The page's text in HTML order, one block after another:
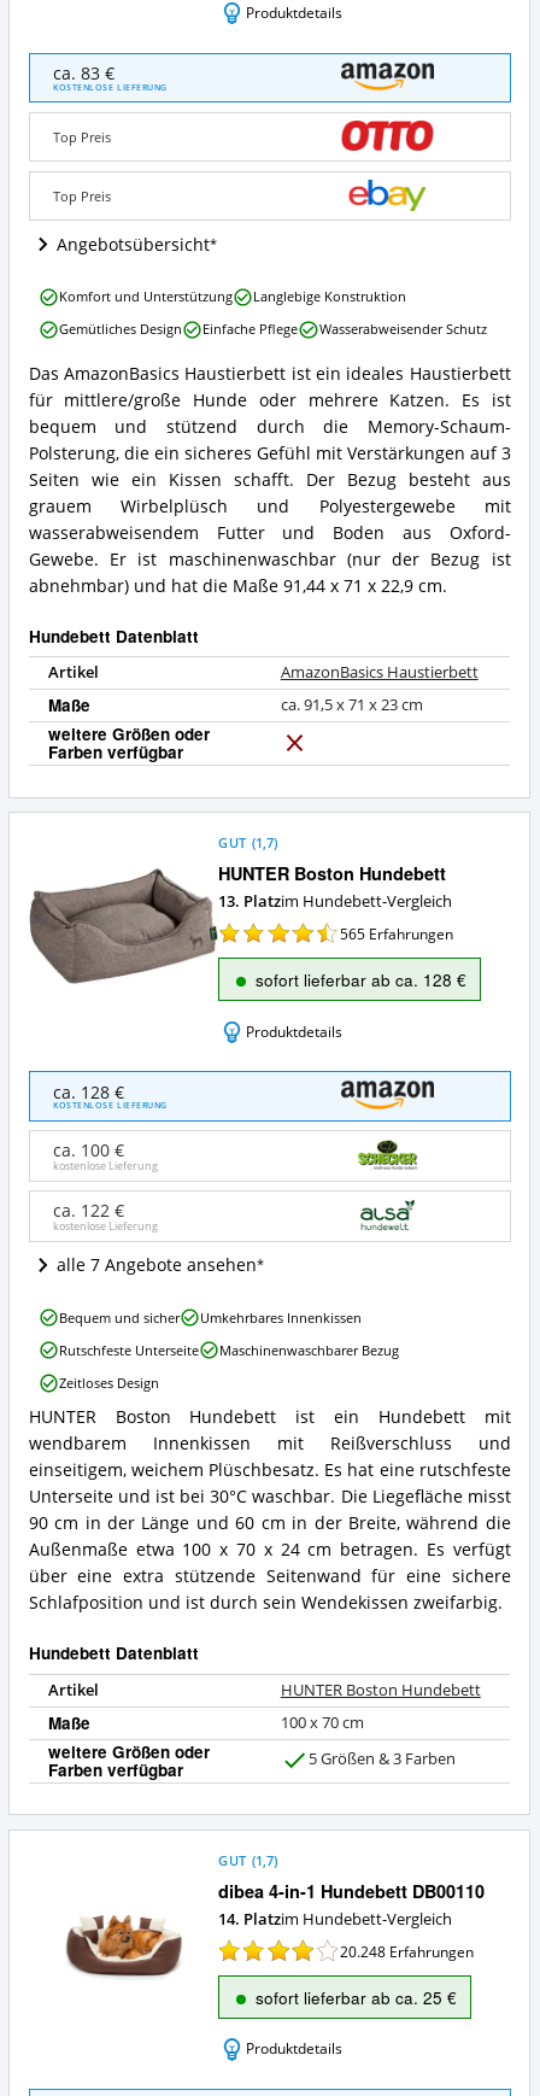
Produktdetails
AmazonBasics
Haustierbett
Angebote:
dieses
Hundebett
erhältlich?
ca. 83 €
KOSTENLOSE LIEFERUNG
Top Preis
Top Preis
Angebotsübersicht
AmazonBasics
Haustierbett
Zusammenfassung:
Was
bietet
dieses
Hundebett?
Das AmazonBasics Haustierbett ist ein ideales Haustierbett
für mittlere/große Hunde oder mehrere Katzen. Es ist
bequem und stützend durch die Memory-Schaum-
Polsterung, die ein sicheres Gefühl mit Verstärkungen auf 3
Seiten wie ein Kissen schafft. Der Bezug besteht aus
grauem Wirbelplüsch und Polyestergewebe mit
wasserabweisendem Futter und Boden aus Oxford-
Gewebe. Er ist maschinenwaschbar (nur der Bezug ist
abnehmbar) und hat die Maße 91,44 x 71 x 22,9 cm.
Hundebett Datenblatt
Artikel AmazonBasics Haustierbett
Maße ca. 91,5 x 71 x 23 cm
weitere Größen oder
Farben verfügbar
N
i
AmazonBasics
Haustierbett
Vorteile:
spricht
für
dieses
Hundebett?
Komfort und Unterstützung
Langlebige Konstruktion
Gemütliches Design
Einfache Pflege Wasserabweisender Schutz
HUNTER Boston Hundebett
GUT (1,7)
13. Platzim Hundebett-Vergleich
565 Erfahrungen
sofort lieferbar ab ca. 128 €
Produktdetails
HUNTER
Boston
Hundebett
Angebote:
ist
dieses
Hundebett
erhältlich?
ca. 128 €
KOSTENLOSE LIEFERUNG
ca. 100 €
kostenlose Lieferung
ca. 122 €
kostenlose Lieferung
alle 7 Angebote ansehen
HUNTER
Boston
Hundebett
Zusammenfassung:
Was
bietet
dieses
Hundebett?
HUNTER Boston Hundebett ist ein Hundebett mit
wendbarem Innenkissen mit Reißverschluss und
einseitigem, weichem Plüschbesatz. Es hat eine rutschfeste
Unterseite und ist bei 30°C waschbar. Die Liegefläche misst
90 cm in der Länge und 60 cm in der Breite, während die
Außenmaße etwa 100 x 70 x 24 cm betragen. Es verfügt
über eine extra stützende Seitenwand für eine sichere
Schlafposition und ist durch sein Wendekissen zweifarbig.
Hundebett Datenblatt
Artikel HUNTER Boston Hundebett
Maße 100 x 70 cm
weitere Größen oder
Farben verfügbar 5 Größen & 3 Farben
HUNTER
Boston
Hundebett
Vorteile:
Was
spricht
für
dieses
Hundebett?
Bequem und sicher
Umkehrbares Innenkissen
Rutschfeste Unterseite
Maschinenwaschbarer Bezug
Zeitloses Design
dibea 4-in-1 Hundebett DB00110
GUT (1,7)
14. Platzim Hundebett-Vergleich
20.248 Erfahrungen
sofort lieferbar ab ca. 25 €
Produktdetails